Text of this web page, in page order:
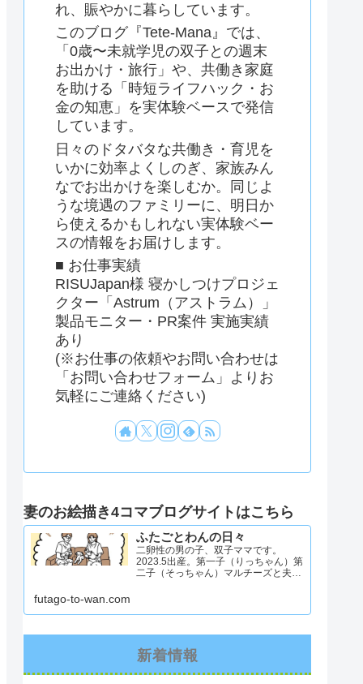
れ、賑やかに暮らしています。
このブログ『Tete-Mana』では、
「0歳〜未就学児の双子との週末
お出かけ・旅行」や、共働き家庭
を助ける「時短ライフハック・お
金の知恵」を実体験ベースで発信
しています。
日々のドタバタな共働き・育児を
いかに効率よくしのぎ、家族みん
なでお出かけを楽しむか。同じよ
うな境遇のファミリーに、明日か
ら使えるかもしれない実体験ベー
スの情報をお届けします。
■ お仕事実績
RISUJapan様 寝かしつけプロジェ
クター「Astrum（アストラム）」
製品モニター・PR案件 実施実績
あり
(※お仕事の依頼やお問い合わせは
「お問い合わせフォーム」よりお
気軽にご連絡ください)
妻のお絵描き4コマブログサイトはこちら
ふたごとわんの日々
二卵性の男の子、双子ママです。
2023.5出産。第一子（りっちゃん）第
二子（そっちゃん）マルチーズと夫と
#イラスト日記
futago-to-wan.com
新着情報